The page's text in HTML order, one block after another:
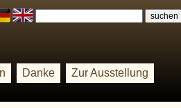
Danke Zur Ausstellung